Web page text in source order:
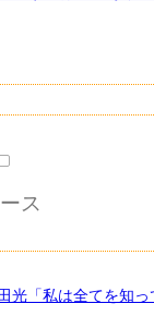
ス
「私は全てを知っ